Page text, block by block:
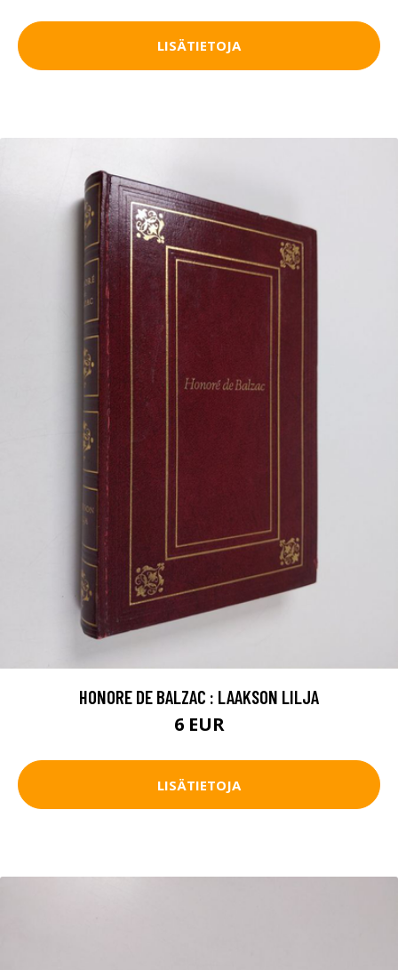
LISÄTIETOJA
HONORE DE BALZAC : LAAKSON LILJA
6 EUR
LISÄTIETOJA